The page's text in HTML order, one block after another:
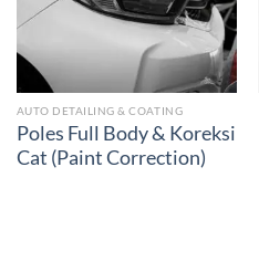
AUTO DETAILING & COATING
Poles Full Body & Koreksi
Cat (Paint Correction)